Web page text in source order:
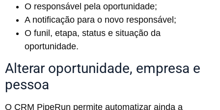
O responsável pela oportunidade;
A notificação para o novo responsável;
O funil, etapa, status e situação da
oportunidade.
Alterar oportunidade, empresa e
pessoa
O CRM PipeRun permite automatizar ainda a